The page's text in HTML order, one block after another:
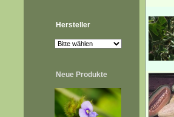
Hersteller
Neue Produkte